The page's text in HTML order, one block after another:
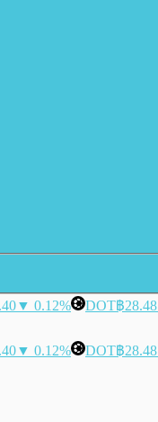
▼ 0.12% DOT฿28.48
▼ 0.12% DOT฿28.48